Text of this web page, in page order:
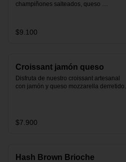
champiñones salteados, queso
$9.100
Croissant jamón queso
Disfruta de nuestro croissant artesanal
con jamón y queso mozzarella derretido.
$7.900
Hash Brown Brioche